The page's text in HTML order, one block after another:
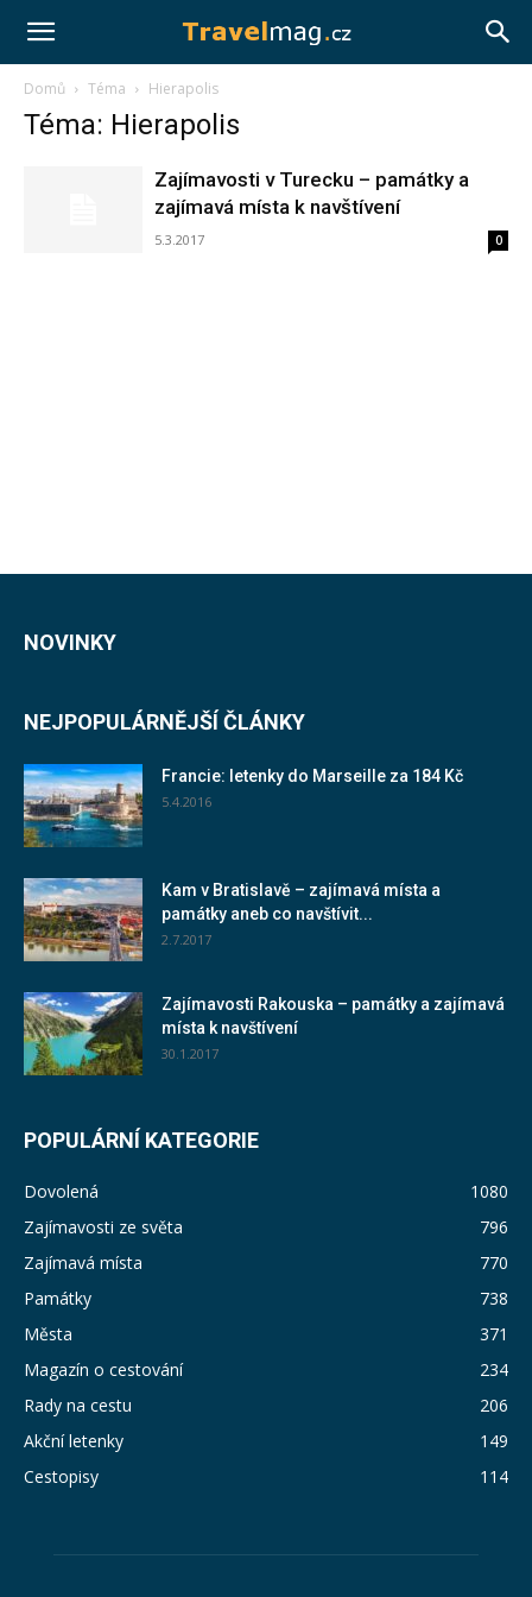
Travelmag.cz
Domů Téma Hierapolis
Téma: Hierapolis
Zajímavosti v Turecku – památky a
zajímavá místa k navštívení
5.3.2017 0
NOVINKY
NEJPOPULÁRNĚJŠÍ ČLÁNKY
Francie: letenky do Marseille za 184 Kč
5.4.2016
Kam v Bratislavě – zajímavá místa a
památky aneb co navštívit...
2.7.2017
Zajímavosti Rakouska – památky a zajímavá
místa k navštívení
30.1.2017
POPULÁRNÍ KATEGORIE
Dovolená
1080
Zajímavosti ze světa
796
Zajímavá místa
770
Památky
738
Města
371
Magazín o cestování
234
Rady na cestu
206
Akční letenky
149
Cestopisy
114